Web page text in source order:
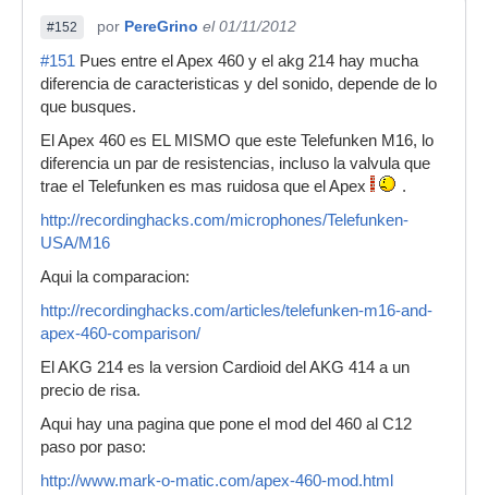
#152 por PereGrino el 01/11/2012
#151 Pues entre el Apex 460 y el akg 214 hay mucha
diferencia de caracteristicas y del sonido, depende de lo
que busques.
El Apex 460 es EL MISMO que este Telefunken M16, lo
diferencia un par de resistencias, incluso la valvula que
trae el Telefunken es mas ruidosa que el Apex
.
http://recordinghacks.com/microphones/Telefunken-
USA/M16
Aqui la comparacion:
http://recordinghacks.com/articles/telefunken-m16-and-
apex-460-comparison/
El AKG 214 es la version Cardioid del AKG 414 a un
precio de risa.
Aqui hay una pagina que pone el mod del 460 al C12
paso por paso:
http://www.mark-o-matic.com/apex-460-mod.html